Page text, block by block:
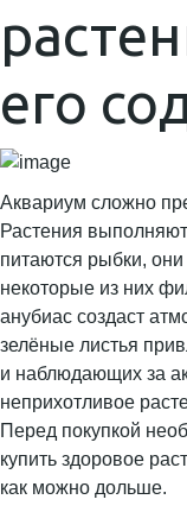
его
Аквариум сложно
Растения
питаются рыбки,
некоторые из них
анубиас создаст
зелёные листья
и наблюдающих за
неприхотливое
Перед покупкой
купить здоровое
как можно дольше.